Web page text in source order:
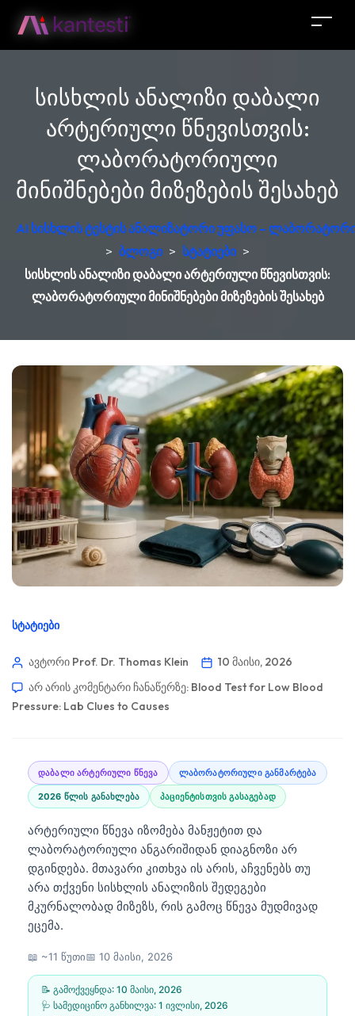
სისხლის ანალიზი დაბალი
არტერიული წნევისთვის:
ლაბორატორიული
მინიშნებები მიზეზების შესახებ
AI სისხლის ტესტის ანალიზატორი უფასო –
> ბლოგი > სტატიები >
სისხლის ანალიზი დაბალი არტერიული წნევისთვის:
ლაბორატორიული მინიშნებები მიზეზების შესახებ
ᲡᲢᲐᲢᲘᲔᲑᲘ
ავტორი Prof. Dr. Thomas Klein
10 მაისი, 2026
არ არის კომენტარი ჩანაწერზე: Blood Test for Low Blood
Pressure: Lab Clues to Causes
დაბალი არტერიული წნევა ლაბორატორიული განმარტება
2026 წლის განახლება პაციენტისთვის გასაგებად
არტერიული წნევა იზომება მანჟეტით და
ლაბორატორიული ანგარიშიდან დიაგნოზი არ
დგინდება. მთავარი კითხვა ის არის, აჩვენებს თუ
არა თქვენი სისხლის ანალიზის შედეგები
მკურნალობად მიზეზს, რის გამოც წნევა მუდმივად
ეცემა.
📖 ~11 წუთი📅 10 მაისი, 2026
📝 გამოქვეყნდა: 10 მაისი, 2026
🩺 სამედიცინო განხილვა: 1 ივლისი, 2026